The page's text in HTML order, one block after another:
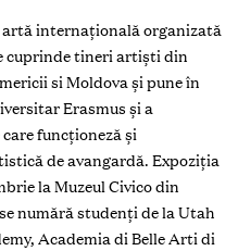
artă internațională organizată
cuprinde tineri artiști din
si Moldova și pune în
Erasmus și a
funcționeză și
de avangardă. Expoziția
la Muzeul Civico din
numără studenți de la Utah
Academia di Belle Arti di